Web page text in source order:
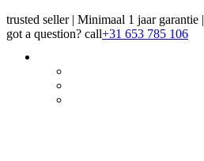
trusted seller | Minimaal 1 jaar garantie
got a question? call+31 653 785 106